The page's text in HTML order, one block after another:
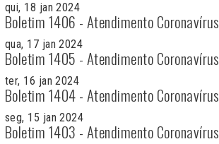
qui, 18 jan 2024
Boletim 1406 - Atendimento Coronavírus
qua, 17 jan 2024
Boletim 1405 - Atendimento Coronavírus
ter, 16 jan 2024
Boletim 1404 - Atendimento Coronavírus
seg, 15 jan 2024
Boletim 1403 - Atendimento Coronavírus